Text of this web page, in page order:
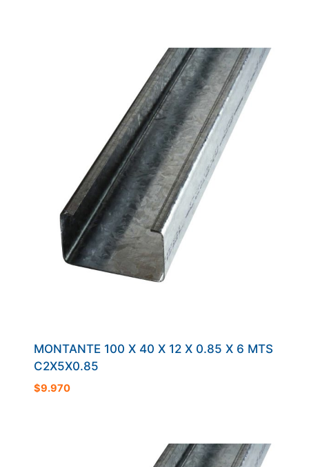
MONTANTE 100 X 40 X 12 X 0.85 X 6 MTS
C2X5X0.85
$9.970